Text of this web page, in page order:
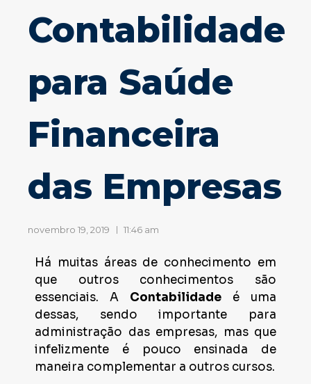
Contabilidade
para Saúde
Financeira
das Empresas
novembro 19, 2019 11:46 am
Há muitas áreas de conhecimento em
que outros conhecimentos são
essenciais. A Contabilidade é uma
dessas, sendo importante para
administração das empresas, mas que
infelizmente é pouco ensinada de
maneira complementar a outros cursos.